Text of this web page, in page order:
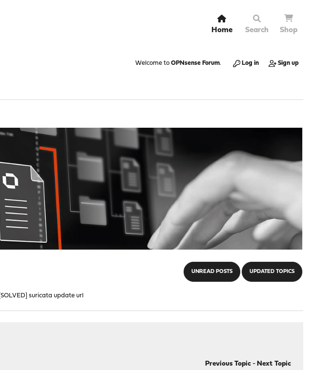
Home Search Shop
Welcome to OPNsense Forum. Log in Sign up
UNREAD POSTS UPDATED TOPICS
[SOLVED] suricata update url
Previous Topic- Next Topic